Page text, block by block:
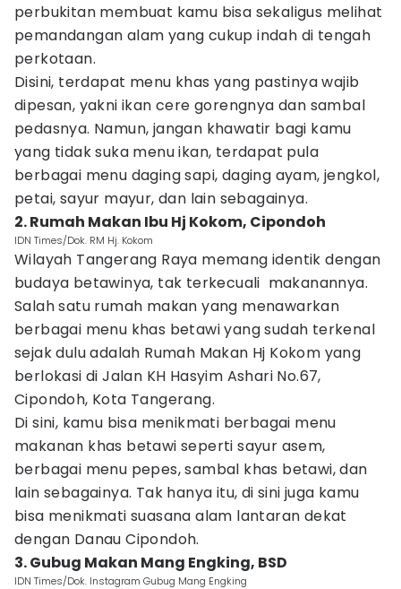
perbukitan membuat kamu bisa sekaligus melihat
pemandangan alam yang cukup indah di tengah
perkotaan.
Disini, terdapat menu khas yang pastinya wajib
dipesan, yakni ikan cere gorengnya dan sambal
pedasnya. Namun, jangan khawatir bagi kamu
yang tidak suka menu ikan, terdapat pula
berbagai menu daging sapi, daging ayam, jengkol,
petai, sayur mayur, dan lain sebagainya.
2. Rumah Makan Ibu Hj Kokom, Cipondoh
IDN Times/Dok. RM Hj. Kokom
Wilayah Tangerang Raya memang identik dengan
budaya betawinya, tak terkecuali makanannya.
Salah satu rumah makan yang menawarkan
berbagai menu khas betawi yang sudah terkenal
sejak dulu adalah Rumah Makan Hj Kokom yang
berlokasi di Jalan KH Hasyim Ashari No.67,
Cipondoh, Kota Tangerang.
Di sini, kamu bisa menikmati berbagai menu
makanan khas betawi seperti sayur asem,
berbagai menu pepes, sambal khas betawi, dan
lain sebagainya. Tak hanya itu, di sini juga kamu
bisa menikmati suasana alam lantaran dekat
dengan Danau Cipondoh.
3. Gubug Makan Mang Engking, BSD
IDN Times/Dok. Instagram Gubug Mang Engking